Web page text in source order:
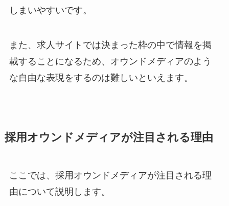
しまいやすいです。
また、求人サイトでは決まった枠の中で情報を掲
載することになるため、オウンドメディアのよう
な自由な表現をするのは難しいといえます。
採用オウンドメディアが注目される理由
ここでは、採用オウンドメディアが注目される理
由について説明します。